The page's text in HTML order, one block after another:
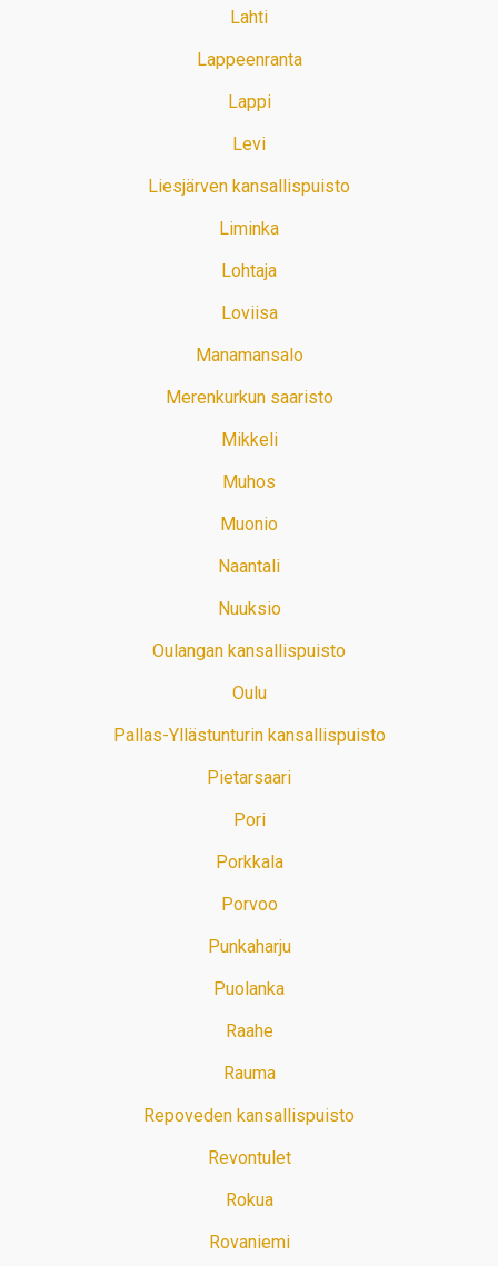
Lahti
Lappeenranta
Lappi
Levi
Liesjärven kansallispuisto
Liminka
Lohtaja
Loviisa
Manamansalo
Merenkurkun saaristo
Mikkeli
Muhos
Muonio
Naantali
Nuuksio
Oulangan kansallispuisto
Oulu
Pallas-Yllästunturin kansallispuisto
Pietarsaari
Pori
Porkkala
Porvoo
Punkaharju
Puolanka
Raahe
Rauma
Repoveden kansallispuisto
Revontulet
Rokua
Rovaniemi